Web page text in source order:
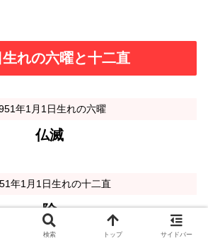
れの六曜と十二直
年1月1日生れの六曜
仏滅
年1月1日生れの十二直
除
検索 トップ サイドバー